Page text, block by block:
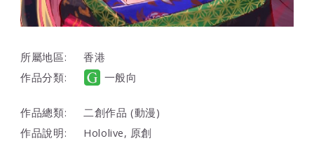
所屬地區:
香港
作品分類:
一般向
作品總類:
二創作品 (動漫)
作品說明:
Hololive, 原創